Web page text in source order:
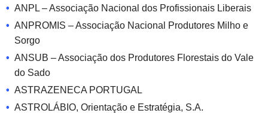
ANPL – Associação Nacional dos Profissionais Liberais
ANPROMIS – Associação Nacional Produtores Milho e
Sorgo
ANSUB – Associação dos Produtores Florestais do Vale
do Sado
ASTRAZENECA PORTUGAL
ASTROLÁBIO, Orientação e Estratégia, S.A.